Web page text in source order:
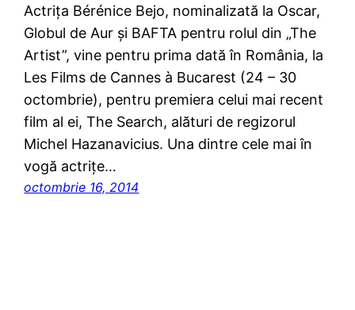
Actrița Bérénice Bejo, nominalizată la Oscar,
Globul de Aur și BAFTA pentru rolul din „The
Artist”, vine pentru prima dată în România, la
Les Films de Cannes à Bucarest (24 – 30
octombrie), pentru premiera celui mai recent
film al ei, The Search, alături de regizorul
Michel Hazanavicius. Una dintre cele mai în
vogă actrițe…
octombrie 16, 2014